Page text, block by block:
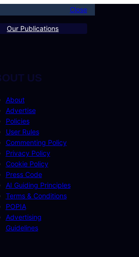
Close
Our Publications
US
About
Advertise
Policies
User Rules
Commenting Policy
Privacy Policy
Cookie Policy
Press Code
AI Guiding Principles
Terms & Conditions
POPIA
Advertising
Guidelines